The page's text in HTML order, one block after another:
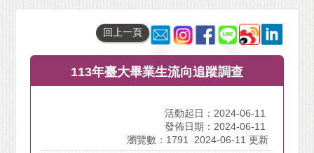
回上一頁
113年臺大畢業生流向追蹤調查
活動起日：2024-06-11
發佈日期：2024-06-11
瀏覽數：1791
2024-06-11 更新